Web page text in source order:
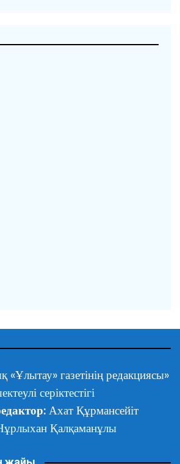
«Ұлытау» газетінің редакциясы»
серіктестігі
Ахат Құрмансейіт
Қалқаманұлы